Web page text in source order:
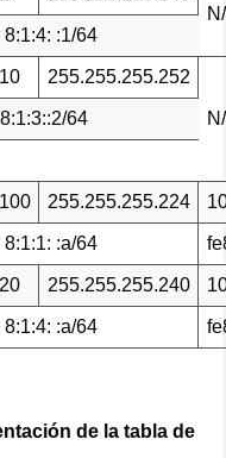
:1/64
255.255.255.252
64
255.255.255.224
:a/64
255.255.255.240
:a/64
de la tabla de